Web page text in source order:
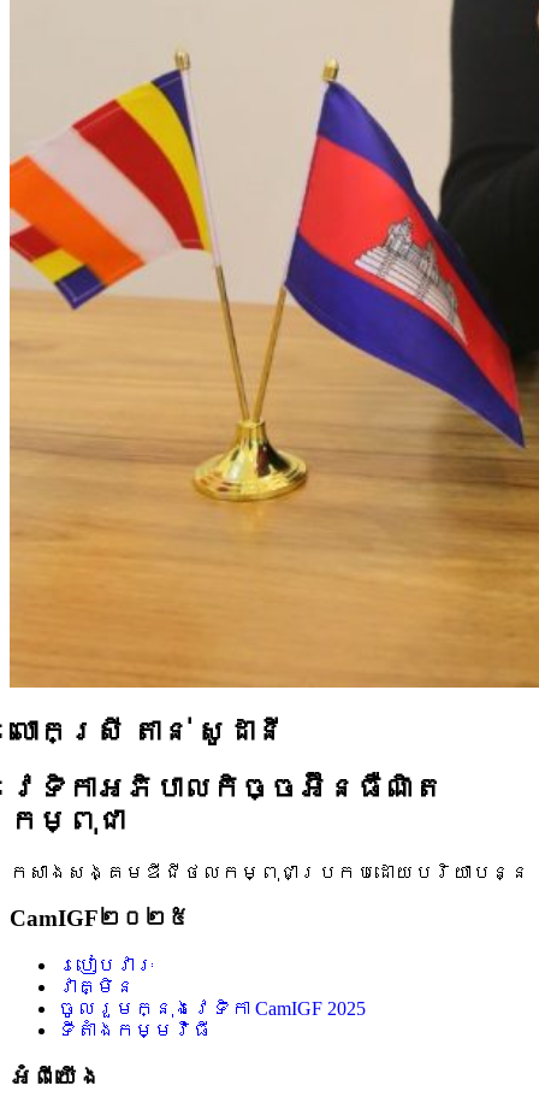
លោកស្រី តាន់ សូដានី
វេទិកាអភិបាលកិច្ចអ៊ីនធឺណិត
កម្ពុជា
កសាងសង្គមឌីជីថលកម្ពុជាប្រកបដោយបរិយាបន្ន
CamIGF២០២៥
របៀបវារៈ
វាគ្មិន
ចូលរួមក្នុងវេទិកា CamIGF 2025
ទីតាំងកម្មវិធី
អំពីយើង